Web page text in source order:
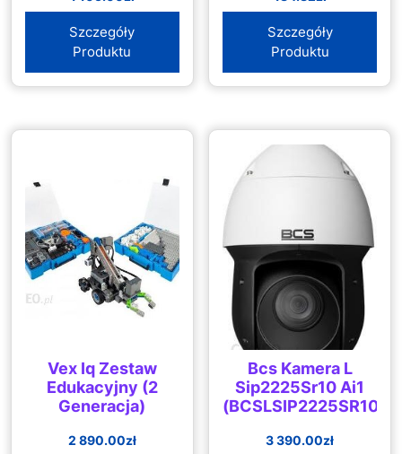
Szczegóły
Produktu
Szczegóły
Produktu
Vex Iq Zestaw
Edukacyjny (2
Generacja)
2 890.00zł
Bcs Kamera L
Sip2225Sr10 Ai1
3 390.00zł